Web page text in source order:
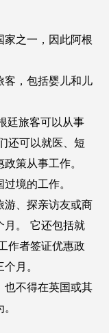
家之一，因此阿根
客，包括婴儿和儿
廷旅客可以从事
还可以就医、短
策从事工作。
境的工作。
游、探亲访友或商
月。 它还包括就
作者签证优惠政
月。
也不得在英国或其